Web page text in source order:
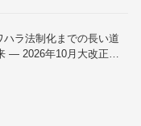
ラ法制化までの長い道
— 2026年10月大改正を